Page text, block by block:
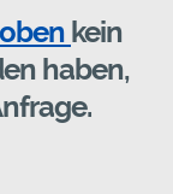
kein
haben,